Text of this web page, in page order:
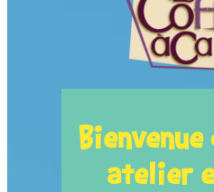
Bienvenue
atelier